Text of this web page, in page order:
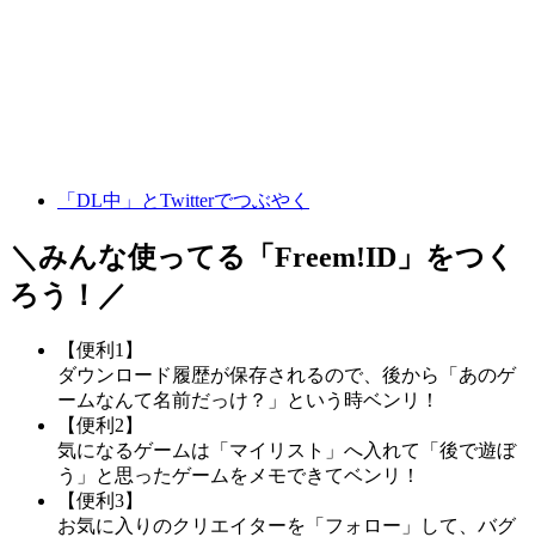
「DL中」とTwitterでつぶやく
＼みんな使ってる「 Freem!ID 」をつく
ろう！／
【便利1】
ダウンロード履歴が保存されるので、後から「あのゲ
ームなんて名前だっけ？」という時ベンリ！
【便利2】
気になるゲームは「マイリスト」へ入れて「後で遊ぼ
う」と思ったゲームをメモできてベンリ！
【便利3】
お気に入りのクリエイターを「フォロー」して、バグ